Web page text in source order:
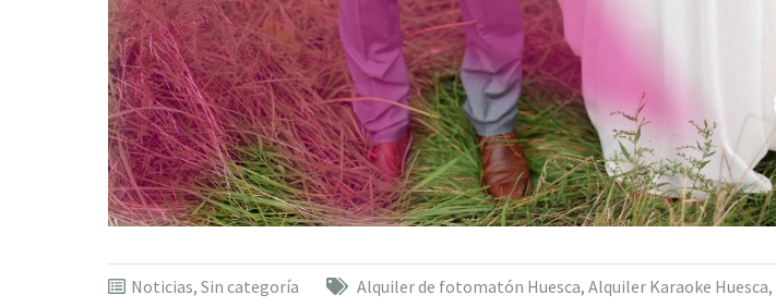
Noticias, Sin categoría Alquiler de fotomatón Huesca, Alquiler Karaoke Huesca,